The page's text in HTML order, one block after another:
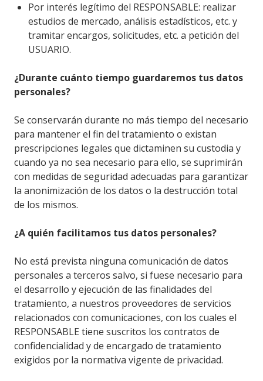
Por interés legítimo del RESPONSABLE: realizar
estudios de mercado, análisis estadísticos, etc. y
tramitar encargos, solicitudes, etc. a petición del
USUARIO.
¿Durante cuánto tiempo guardaremos tus datos
personales?
Se conservarán durante no más tiempo del necesario
para mantener el fin del tratamiento o existan
prescripciones legales que dictaminen su custodia y
cuando ya no sea necesario para ello, se suprimirán
con medidas de seguridad adecuadas para garantizar
la anonimización de los datos o la destrucción total
de los mismos.
¿A quién facilitamos tus datos personales?
No está prevista ninguna comunicación de datos
personales a terceros salvo, si fuese necesario para
el desarrollo y ejecución de las finalidades del
tratamiento, a nuestros proveedores de servicios
relacionados con comunicaciones, con los cuales el
RESPONSABLE tiene suscritos los contratos de
confidencialidad y de encargado de tratamiento
exigidos por la normativa vigente de privacidad.